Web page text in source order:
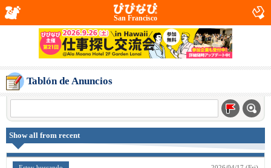
San Francisco
Tablón de Anuncios
Show all from recent